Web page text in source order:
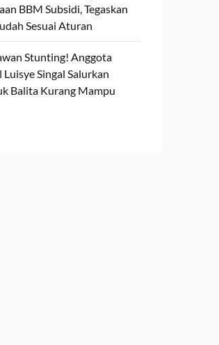
BBM Subsidi, Tegaskan
Sesuai Aturan
Stunting! Anggota
Singal Salurkan
Balita Kurang Mampu